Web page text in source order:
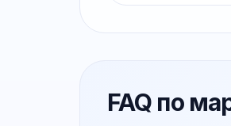
FAQ по